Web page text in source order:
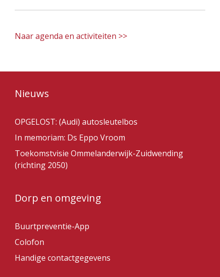
Naar agenda en activiteiten >>
Nieuws
OPGELOST: (Audi) autosleutelbos
In memoriam: Ds Eppo Vroom
Toekomstvisie Ommelanderwijk-Zuidwending
(richting 2050)
Dorp en omgeving
Buurtpreventie-App
Colofon
Handige contactgegevens